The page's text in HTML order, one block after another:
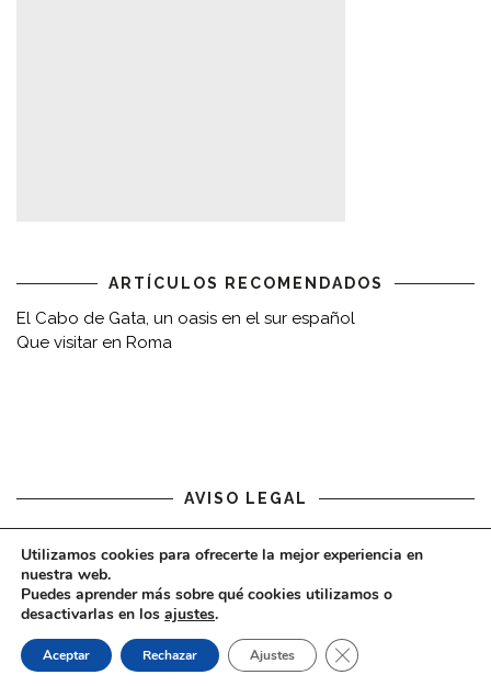
ARTÍCULOS RECOMENDADOS
El Cabo de Gata, un oasis en el sur español
Que visitar en Roma
AVISO LEGAL
Aviso legal
COPYRIGHT © 2020 - VIAJARDESPACIO.COM
Utilizamos cookies para ofrecerte la mejor experiencia en
nuestra web.
Puedes aprender más sobre qué cookies utilizamos o
desactivarlas en los ajustes.
Aceptar Rechazar Ajustes CERRAR EL